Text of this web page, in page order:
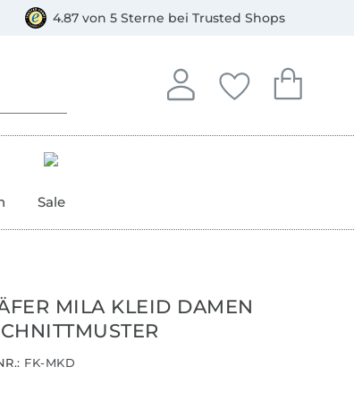
4.87 von 5 Sterne bei Trusted Shops
Anmelden
In deinem Konto
Deine
Du hast keine
Dein
Du hast
Sale
MILA KLEID DAMEN
FK-MKD